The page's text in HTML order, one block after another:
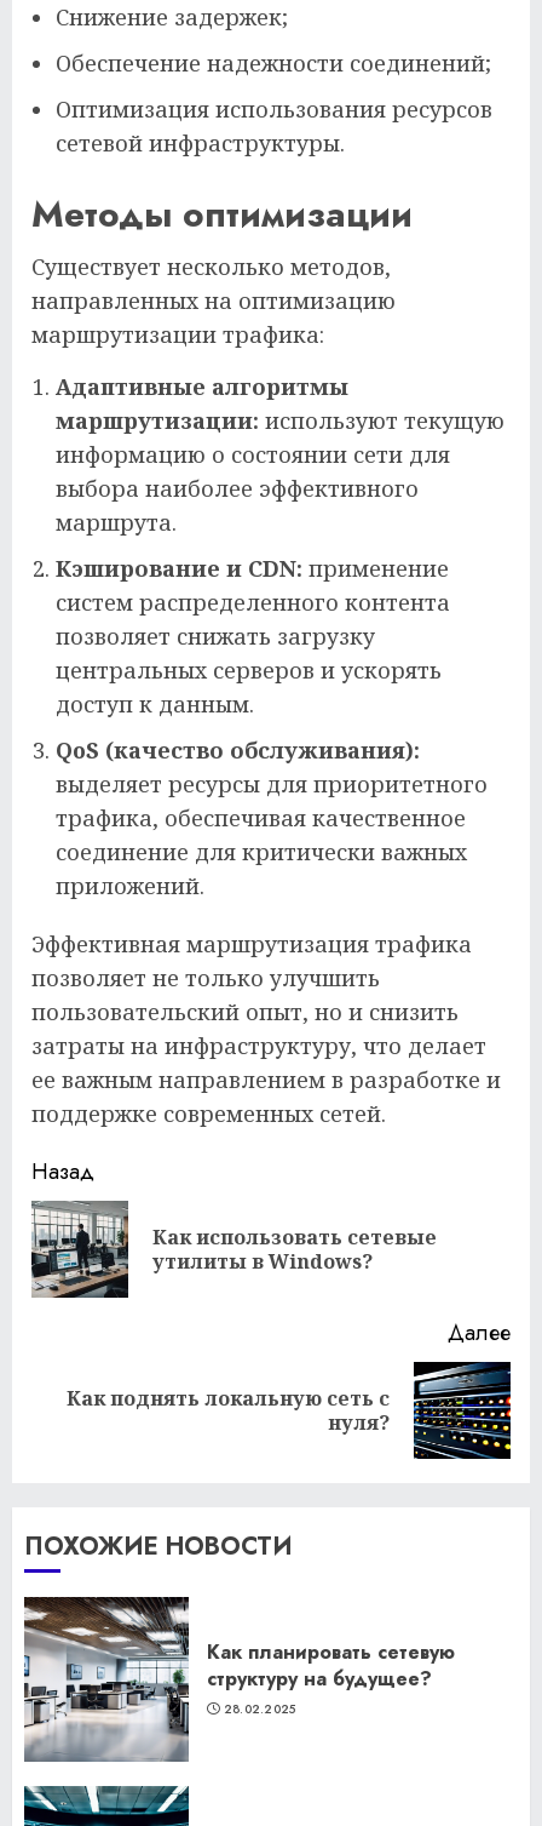
Снижение задержек;
Обеспечение надежности соединений;
Оптимизация использования ресурсов
сетевой инфраструктуры.
Методы оптимизации
Существует несколько методов,
направленных на оптимизацию
маршрутизации трафика:
Адаптивные алгоритмы
маршрутизации: используют текущую
информацию о состоянии сети для
выбора наиболее эффективного
маршрута.
Кэширование и CDN: применение
систем распределенного контента
позволяет снижать загрузку
центральных серверов и ускорять
доступ к данным.
QoS (качество обслуживания):
выделяет ресурсы для приоритетного
трафика, обеспечивая качественное
соединение для критически важных
приложений.
Эффективная маршрутизация трафика
позволяет не только улучшить
пользовательский опыт, но и снизить
затраты на инфраструктуру, что делает
ее важным направлением в разработке и
поддержке современных сетей.
Продолжить
чтение
Назад
Как использовать сетевые
утилиты в Windows?
Далее
Следующая
Как поднять локальную сеть с
нуля?
ПОХОЖИЕ НОВОСТИ
Как планировать сетевую
структуру на будущее?
28.02.2025